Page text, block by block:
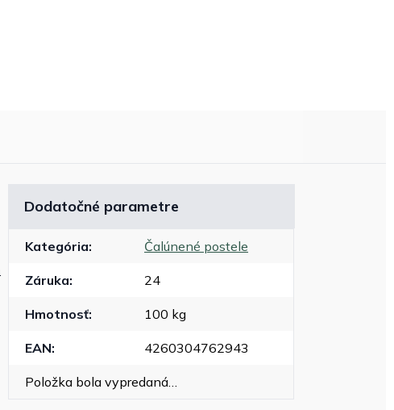
Dodatočné parametre
Kategória: Čalúnené postele
Záruka: 24
Hmotnosť: 100 kg
EAN: 4260304762943
Položka bola vypredaná…